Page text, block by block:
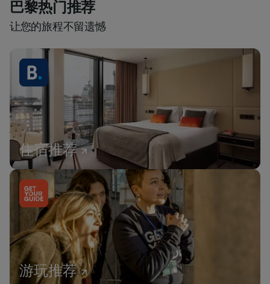
巴黎热门推荐
让您的旅程不留遗憾
住宿推荐
游玩推荐